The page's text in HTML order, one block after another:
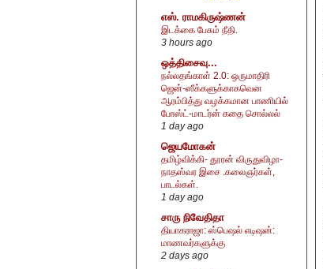
எஸ். ராமகிருஷ்ணன்
இடக்கை பேசும் நீதி.
3 hours ago
ஒத்திசைவு...
நல்லதங்காள் 2.0: ஒருமாதிரி
ஜென்-ஸீக்களுக்காகவென
ஆரம்பித்து வழக்கமான பாணியில்
போஸ்ட்-மாடர்ன் கதை சொல்லல்
1 day ago
ஜெயமோகன்
தமிழ்விக்கி- தூரன் விருதுவிழா-
நாதஸ்வர இசை .கலைஞர்கள்,
பாடல்கள்.
1 day ago
சாரு நிவேதிதா
தியாகராஜா: ஸ்பெஷல் எடிஷன்:
மாணவர்களுக்கு
2 days ago